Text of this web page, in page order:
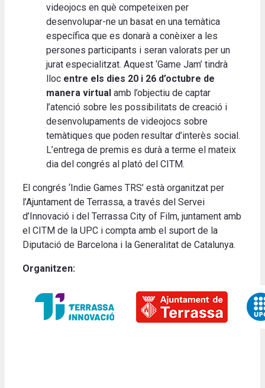
videojocs en què competeixen per
desenvolupar-ne un basat en una temàtica
específica que es donarà a conèixer a les
persones participants i seran valorats per un
jurat especialitzat. Aquest ‘Game Jam’ tindrà
lloc entre els dies 20 i 26 d’octubre de
manera virtual amb l’objectiu de captar
l’atenció sobre les possibilitats de creació i
desenvolupaments de videojocs sobre
temàtiques que poden resultar d’interès social.
L’entrega de premis es durà a terme el mateix
dia del congrés al plató del CITM.
El congrés ‘Indie Games TRS’ està organitzat per
l’Ajuntament de Terrassa, a través del Servei
d’Innovació i del Terrassa City of Film, juntament amb
el CITM de la UPC i compta amb el suport de la
Diputació de Barcelona i la Generalitat de Catalunya.
Organitzen: